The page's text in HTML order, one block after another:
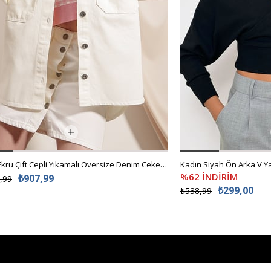
Kadın Ekru Çift Cepli Yıkamalı Oversize Denim Ceket ALC-X8152
₺907,99 %62 İNDİRİM
₺299,00
₺538,99